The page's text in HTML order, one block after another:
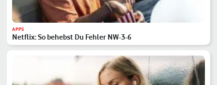
APPS
Netflix: So behebst Du Fehler NW-3-6